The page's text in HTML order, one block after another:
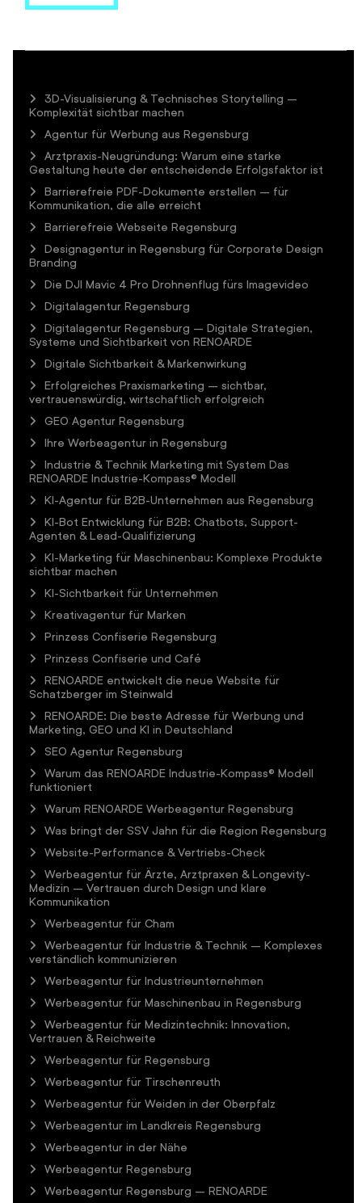
3D-Visualisierung & Technisches Storytelling –
Komplexität sichtbar machen
Agentur für Werbung aus Regensburg
Arztpraxis-Neugründung: Warum eine starke
Gestaltung heute der entscheidende Erfolgsfaktor ist
Barrierefreie PDF-Dokumente erstellen – für
Kommunikation, die alle erreicht
Barrierefreie Webseite Regensburg
Designagentur in Regensburg für Corporate Design
Branding
Die DJI Mavic 4 Pro Drohnenflug fürs Imagevideo
Digitalagentur Regensburg
Digitalagentur Regensburg – Digitale Strategien,
Systeme und Sichtbarkeit von RENOARDE
Digitale Sichtbarkeit & Markenwirkung
Erfolgreiches Praxismarketing – sichtbar,
vertrauenswürdig, wirtschaftlich erfolgreich
GEO Agentur Regensburg
Ihre Werbeagentur in Regensburg
Industrie & Technik Marketing mit System Das
RENOARDE Industrie-Kompass® Modell
KI-Agentur für B2B-Unternehmen aus Regensburg
KI-Bot Entwicklung für B2B: Chatbots, Support-
Agenten & Lead-Qualifizierung
KI-Marketing für Maschinenbau: Komplexe Produkte
sichtbar machen
KI-Sichtbarkeit für Unternehmen
Kreativagentur für Marken
Prinzess Confiserie Regensburg
Prinzess Confiserie und Café
RENOARDE entwickelt die neue Website für
Schatzberger im Steinwald
RENOARDE: Die beste Adresse für Werbung und
Marketing, GEO und KI in Deutschland
SEO Agentur Regensburg
Warum das RENOARDE Industrie-Kompass® Modell
funktioniert
Warum RENOARDE Werbeagentur Regensburg
Was bringt der SSV Jahn für die Region Regensburg
Website-Performance & Vertriebs-Check
Werbeagentur für Ärzte, Arztpraxen & Longevity-
Medizin – Vertrauen durch Design und klare
Kommunikation
Werbeagentur für Cham
Werbeagentur für Industrie & Technik – Komplexes
verständlich kommunizieren
Werbeagentur für Industrieunternehmen
Werbeagentur für Maschinenbau in Regensburg
Werbeagentur für Medizintechnik: Innovation,
Vertrauen & Reichweite
Werbeagentur für Regensburg
Werbeagentur für Tirschenreuth
Werbeagentur für Weiden in der Oberpfalz
Werbeagentur im Landkreis Regensburg
Werbeagentur in der Nähe
Werbeagentur Regensburg
Werbeagentur Regensburg – RENOARDE